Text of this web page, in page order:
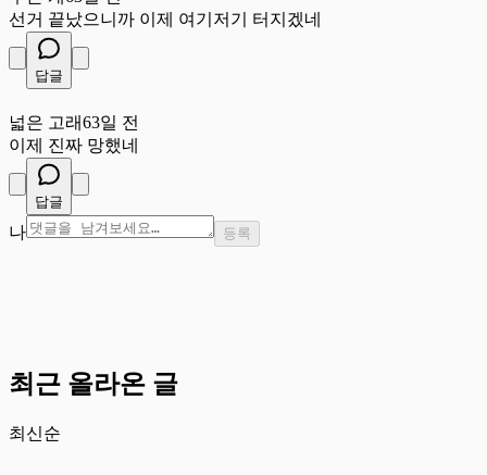
선거 끝났으니까 이제 여기저기 터지겠네
답글
넓은 고래63일 전
이제 진짜 망했네
답글
나 등록
최근 올라온 글
최신순